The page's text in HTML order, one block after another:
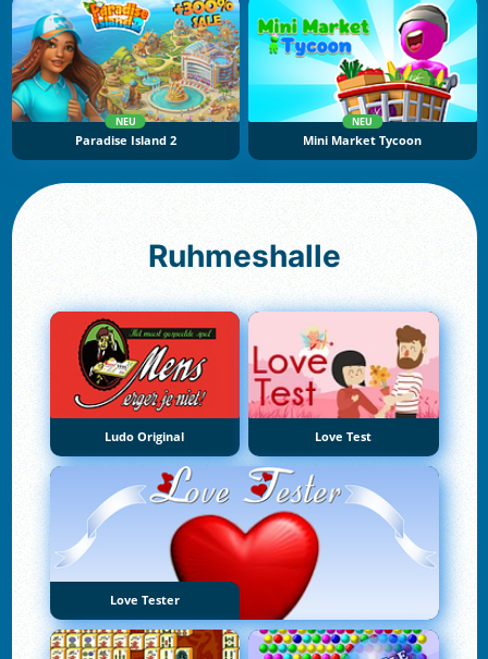
NEU
Paradise Island 2
NEU
Mini Market Tycoon
Ruhmeshalle
Ludo Original Love Test
Love Tester